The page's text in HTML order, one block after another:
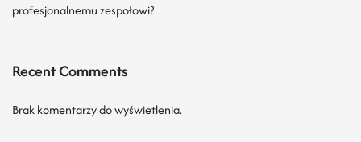
profesjonalnemu zespołowi?
Recent Comments
Brak komentarzy do wyświetlenia.